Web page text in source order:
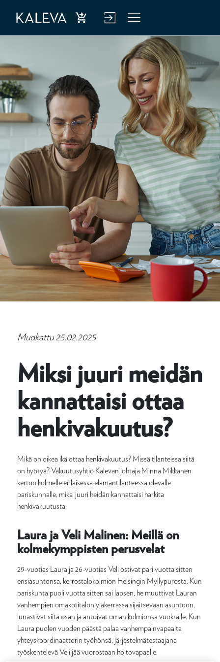
Ost
a
kiva
kuu
tus
Kirj
aud
n
Vali
kko
Muokattu 25.02.2025
Miksi juuri meidän
kannattaisi ottaa
henkivakuutus?
Mikä on oikea ikä ottaa henkivakuutus? Missä tilanteissa siitä
on hyötyä? Vakuutusyhtiö Kalevan johtaja Minna Mikkanen
kertoo kolmelle erilaisessa elämäntilanteessa olevalle
pariskunnalle, miksi juuri heidän kannattaisi harkita
henkivakuutusta.
Laura ja Veli Malinen: Meillä on
kolmekymppisten perusvelat
29-vuotias Laura ja 26-vuotias Veli ostivat pari vuotta sitten
ensiasuntonsa, kerrostalokolmion Helsingin Myllypurosta. Kun
pariskunta puoli vuotta sitten sai lapsen, he muuttivat Lauran
vanhempien omakotitalon yläkerrassa sijaitsevaan asuntoon,
lunastivat siitä osan ja antoivat oman kolmionsa vuokralle. Kun
Laura puolen vuoden päästä palaa vanhempainvapaalta
yhteyskoordinaattorin työhönsä, järjestelmätestaajana
työskentelevä Veli jää vuorostaan hoitovapaalle.